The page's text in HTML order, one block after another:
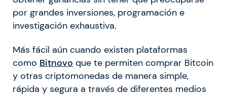
por grandes inversiones, programación e
investigación exhaustiva.
Más fácil aún cuando existen plataformas
como Bitnovo que te permiten comprar Bitcoin
y otras criptomonedas de manera simple,
rápida y segura a través de diferentes medios